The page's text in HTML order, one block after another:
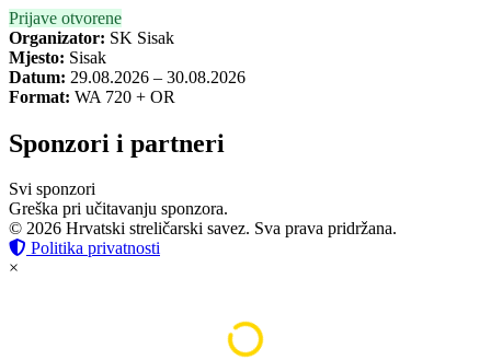
Prijave otvorene
Organizator: SK Sisak
Mjesto: Sisak
Datum: 29.08.2026 – 30.08.2026
Format: WA 720 + OR
Sponzori i partneri
Svi sponzori
Greška pri učitavanju sponzora.
© 2026 Hrvatski streličarski savez. Sva prava pridržana.
Politika privatnosti
×